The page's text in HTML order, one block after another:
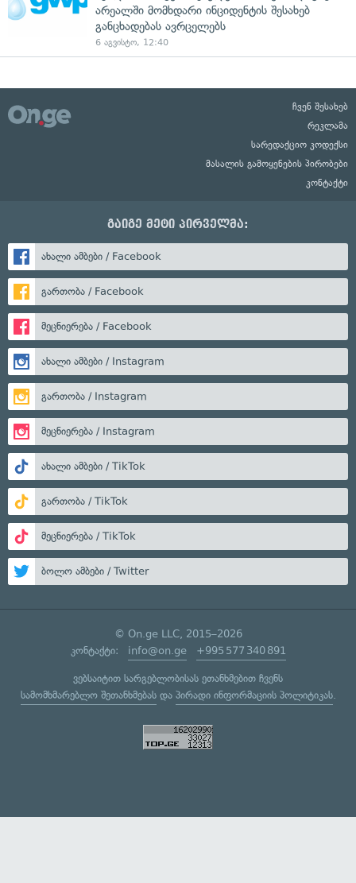
არეალში მომხდარი ინციდენტის შესახებ
განცხადებას ავრცელებს
6 აგვისტო, 12:40
ჩვენ შესახებ
რეკლამა
სარედაქციო კოდექსი
მასალის გამოყენების პირობები
კონტაქტი
გაიგე მეტი პირველმა:
ახალი ამბები / Facebook
გართობა / Facebook
მეცნიერება / Facebook
ახალი ამბები / Instagram
გართობა / Instagram
მეცნიერება / Instagram
ახალი ამბები / TikTok
გართობა / TikTok
მეცნიერება / TikTok
ბოლო ამბები / Twitter
© On.ge LLC, 2015–2026
კონტაქტი: info@on.ge +995 577 340 891
ვებსაიტით სარგებლობისას ეთანხმებით ჩვენს
სამომხმარებლო შეთანხმებასდა პირადი ინფორმაციის პოლიტიკას.